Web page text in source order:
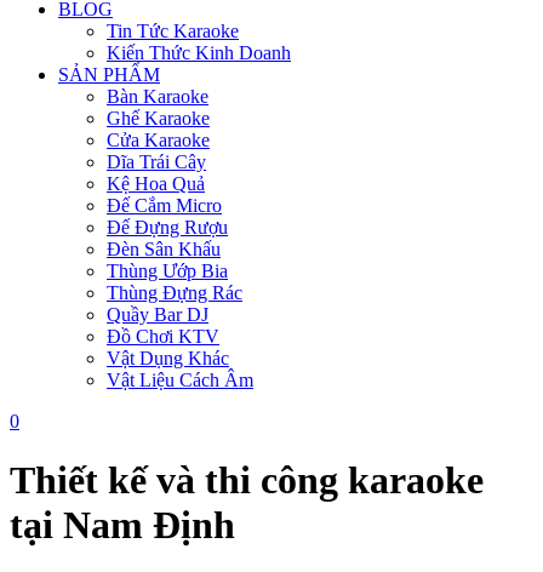
BLOG
Tin Tức Karaoke
Kiến Thức Kinh Doanh
SẢN PHẨM
Bàn Karaoke
Ghế Karaoke
Cửa Karaoke
Dĩa Trái Cây
Kệ Hoa Quả
Đế Cắm Micro
Đế Đựng Rượu
Đèn Sân Khấu
Thùng Ướp Bia
Thùng Đựng Rác
Quầy Bar DJ
Đồ Chơi KTV
Vật Dụng Khác
Vật Liệu Cách Âm
0
Thiết kế và thi công karaoke
tại Nam Định